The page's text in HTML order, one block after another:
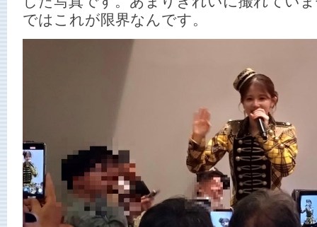
ではこれが限界なんです。